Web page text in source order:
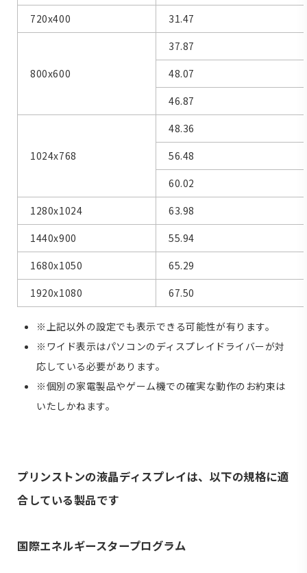
720x400 31.47
800x600
37.87
48.07
46.87
1024x768
48.36
56.48
60.02
1280x1024
63.98
1440x900
55.94
1680x1050
65.29
1920x1080
67.50
※上記以外の設定でも表示できる可能性が有ります。
※ワイド表示はパソコンのディスプレイドライバーが対
応している必要があります。
※個別の家電製品やゲーム機での確実な動作のお約束は
いたしかねます。
プリンストンの液晶ディスプレイは、以下の規格に適
合している製品です
国際エネルギースタープログラム